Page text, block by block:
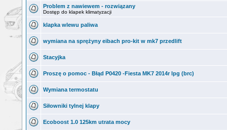
Problem z nawiewem - rozwiązany
Dostęp do klapek klimatyzacji
klapka wlewu paliwa
wymiana na sprężyny eibach pro-kit w mk7 przedlift
Stacyjka
Proszę o pomoc - Błąd P0420 -Fiesta MK7 2014r lpg (brc)
Wymiana termostatu
Siłowniki tylnej klapy
Ecoboost 1.0 125km utrata mocy